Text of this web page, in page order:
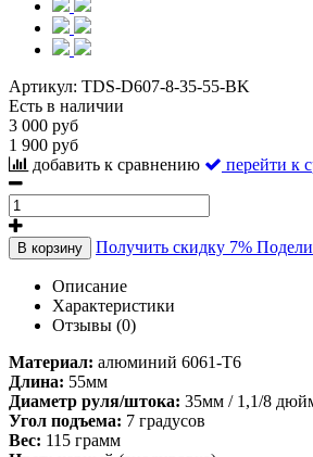
Артикул: TDS-D607-8-35-55-BK
Есть в наличии
3 000 руб
1 900 руб
добавить к сравнению
перейти к
В корзину Получить скидку 7%
Описание
Характеристики
Отзывы (0)
Материал: алюминий 6061-T6
Длина: 55мм
Диаметр руля/штока: 35мм / 1,1/8
Угол подъема: 7 градусов
Вес: 115 грамм